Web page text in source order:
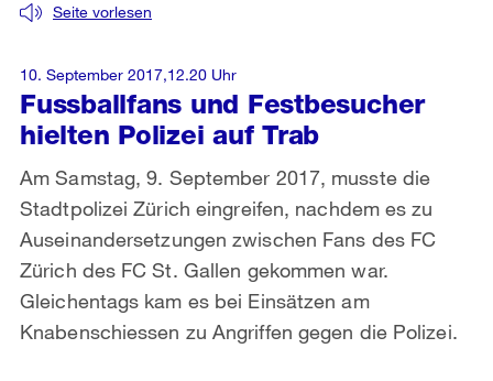
Fussballfans und Festbesucher
hielten Polizei auf Trab
Seite vorlesen
Am Samstag, 9. September 2017, musste die
Stadtpolizei Zürich eingreifen, nachdem es zu
Auseinandersetzungen zwischen Fans des FC
Zürich des FC St. Gallen gekommen war.
Gleichentags kam es bei Einsätzen am
Knabenschiessen zu Angriffen gegen die Polizei.
10. September 2017,12.20 Uhr